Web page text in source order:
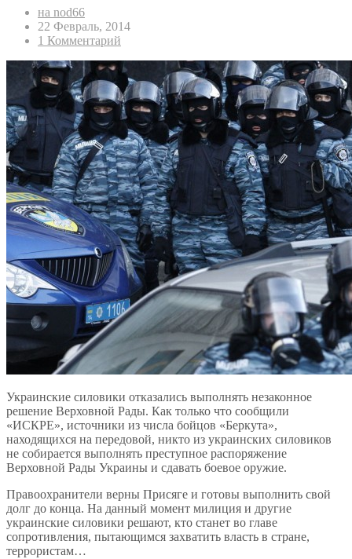
на nod66
22 Февраль, 2014
1 Комментарий
Украинские силовики отказались выполнять незаконное
решение Верховной Рады. Как только что сообщили
«ИСКРЕ», источники из числа бойцов «Беркута»,
находящихся на передовой, никто из украинских силовиков
не собирается выполнять преступное распоряжение
Верховной Рады Украины и сдавать боевое оружие.
Правоохранители верны Присяге и готовы выполнить свой
долг до конца. На данный момент милиция и другие
украинские силовики решают, кто станет во главе
сопротивления, пытающимся захватить власть в стране,
террористам…